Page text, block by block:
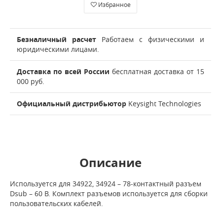
Избранное
Безналичный расчет Работаем с физическими и
юридическими лицами.
Доставка по всей России бесплатная доставка от 15
000 руб.
Официальный дистрибьютор Keysight Technologies
Описание
Используется для 34922, 34924 – 78-контактный разъем
Dsub – 60 В. Комплект разъемов используется для сборки
пользовательских кабелей.